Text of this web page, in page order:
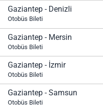
Gaziantep - Denizli
Otobüs Bileti
Gaziantep - Mersin
Otobüs Bileti
Gaziantep - İzmir
Otobüs Bileti
Gaziantep - Samsun
Otobüs Bileti